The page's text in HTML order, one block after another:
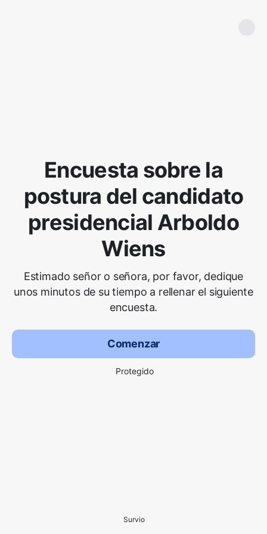
Encuesta sobre la
postura del candidato
presidencial Arboldo
Wiens
Estimado señor o señora, por favor, dedique
unos minutos de su tiempo a rellenar el siguiente
encuesta.
Comenzar
Protegido
Survio